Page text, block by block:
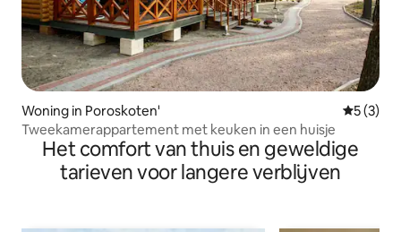
Woning in Poroskoten'
5 (3)
Tweekamerappartement met keuken in een huisje
Het comfort van thuis en geweldige
tarieven voor langere verblijven